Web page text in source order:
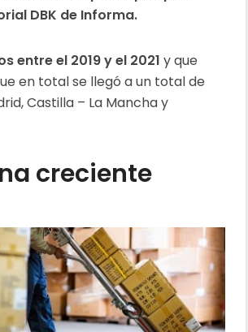
DBK de Informa.
entre el 2019 y el 2021 y que
en total se llegó a un total de
Castilla – La Mancha y
creciente